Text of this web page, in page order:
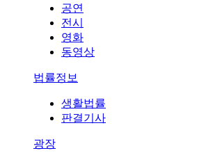
공연
전시
영화
동영상
법률정보
생활법률
판결기사
광장